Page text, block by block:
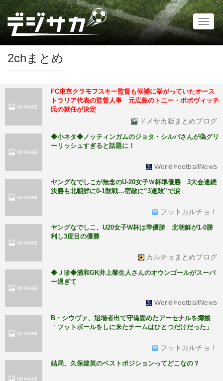
2chまとめ
FC東京クラモフスキー監督も候補に挙がっていたオース
トラリア代表の監督人事 元広島のトニー・ポポヴィッチ
氏の就任が決定
ドメサカ板まとめブログ
◆小ネタ◆ノッティンガムのジョタ・シルバさんが偽グリ
ーリッシュすぎると話題に！
WorldFootballNews
ヤングなでしこが無念のU-20女子Ｗ杯準優勝 3大会連続
決勝も北朝鮮に0-1敗戦…宿敵に“3連敗”で涙
フットカルチョ！
ヤングなでしこ、U20女子W杯は準優勝 北朝鮮が1-0勝
利し3度目の優勝
カルチョまとめブログ
◆Ｊ珍◆浦和GK井上黎生人さんのオウンゴールがスーパ
ー過ぎて
WorldFootballNews
B・シウヴァ、退場者出て守備固めたアーセナルを揶揄
「フットボールをしに来たチームはひとつだけだった」
フットカルチョ！
結局、久保建英のベストポジションってどこなの？